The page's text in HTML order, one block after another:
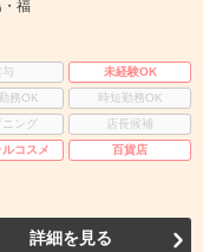
福
与
未経験OK
務OK
時短勤務OK
ニング
店長候補
コスメ 百貨店
詳細を見る